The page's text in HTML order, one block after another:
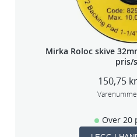
Mirka Roloc skive
pris/
150,75 kr
Over 20